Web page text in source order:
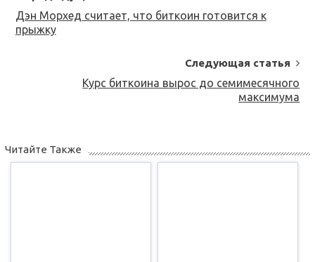
Navigation
Дэн Морхед считает, что биткоин готовится к
прыжку
Следующая статья
Курс биткоина вырос до семимесячного
максимума
Читайте Также